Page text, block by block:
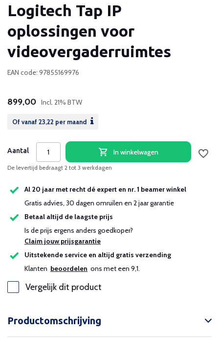
Logitech Tap IP
oplossingen voor
videovergaderruimtes
EAN code: 97855169976
899,00 Incl. 21% BTW
Of vanaf 23,22 per maand
Aantal In winkelwagen
De levertijd bedraagt 2 tot 3 werkdagen
Al 20 jaar met recht dé expert en nr. 1 beamer winkel
Gratis advies, 30 dagen omruilen en 2 jaar garantie
Betaal altijd de laagste prijs
Is de prijs ergens anders goedkoper?
Claim jouw prijsgarantie
Uitstekende service en altijd gratis verzending
Klanten beoordelen ons met een 9,1.
Vergelijk dit product
Productomschrijving